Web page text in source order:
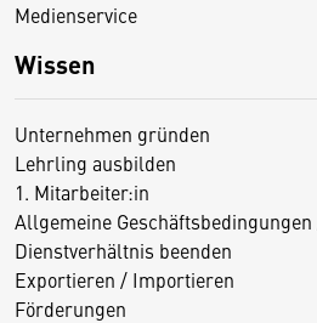
Medienservice
Wissen
Unternehmen gründen
Lehrling ausbilden
1. Mitarbeiter:in
Allgemeine Geschäftsbedingungen
Dienstverhältnis beenden
Exportieren / Importieren
Förderungen